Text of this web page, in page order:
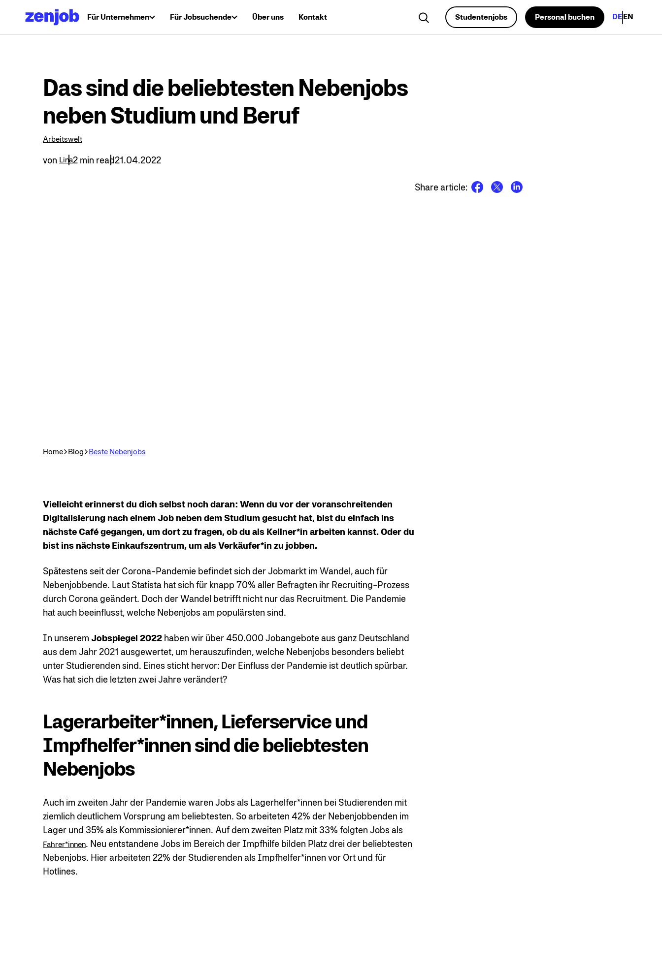
Für Unternehmen Für Jobsuchende Über uns Kontakt
Search...
Studentenjobs Personal buchen DEEN
Das sind die beliebtesten Nebenjobs
neben Studium und Beruf
Arbeitswelt
von Lina2 min read21.04.2022
Home Blog Beste Nebenjobs
Vielleicht erinnerst du dich selbst noch daran: Wenn du vor der voranschreitenden
Digitalisierung nach einem Job neben dem Studium gesucht hat, bist du einfach ins
nächste Café gegangen, um dort zu fragen, ob du als Kellner*in arbeiten kannst. Oder du
bist ins nächste Einkaufszentrum, um als Verkäufer*in zu jobben.
Spätestens seit der Corona-Pandemie befindet sich der Jobmarkt im Wandel, auch für
Nebenjobbende. Laut Statista hat sich für knapp 70% aller Befragten ihr Recruiting-Prozess
durch Corona geändert. Doch der Wandel betrifft nicht nur das Recruitment. Die Pandemie
hat auch beeinflusst, welche Nebenjobs am populärsten sind.
In unserem Jobspiegel 2022 haben wir über 450.000 Jobangebote aus ganz Deutschland
aus dem Jahr 2021 ausgewertet, um herauszufinden, welche Nebenjobs besonders beliebt
unter Studierenden sind. Eines sticht hervor: Der Einfluss der Pandemie ist deutlich spürbar.
Was hat sich die letzten zwei Jahre verändert?
Lagerarbeiter*innen, Lieferservice und
Impfhelfer*innen sind die beliebtesten
Nebenjobs
Auch im zweiten Jahr der Pandemie waren Jobs als Lagerhelfer*innen bei Studierenden mit
ziemlich deutlichem Vorsprung am beliebtesten. So arbeiteten 42% der Nebenjobbenden im
Lager und 35% als Kommissionierer*innen. Auf dem zweiten Platz mit 33% folgten Jobs als
Fahrer*innen. Neu entstandene Jobs im Bereich der Impfhilfe bilden Platz drei der beliebtesten
Nebenjobs. Hier arbeiteten 22% der Studierenden als Impfhelfer*innen vor Ort und für
Hotlines.
Share article: